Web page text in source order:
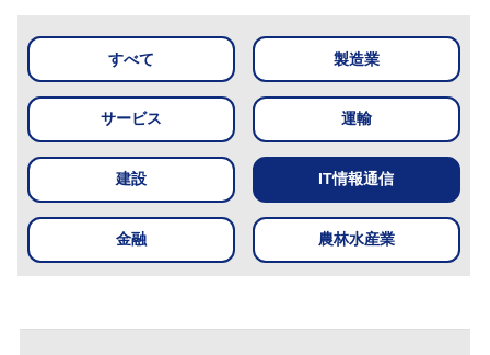
すべて 製造業
サービス 運輸
建設 IT情報通信
金融 農林水産業